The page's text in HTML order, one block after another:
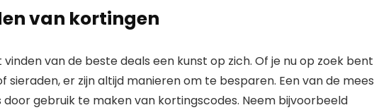
van kortingen
van de beste deals een kunst op zich. Of je nu op zoek bent
sieraden, er zijn altijd manieren om te besparen. Een van de
gebruik te maken van kortingscodes. Neem bijvoorbeeld